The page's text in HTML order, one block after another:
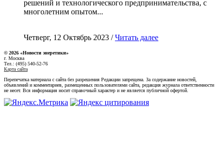
решений и технологического предпринимательства, с
многолетним опытом...
Четверг, 12 Октябрь 2023 /Читать далее
© 2026 «Новости энеретики»
г. Москва
Тел.: (495) 540-52-76
Карта сайта
Перепечатка материала с сайта без разрешения Редакции запрещена. За содержание новостей,
объявлений и комментариев, размещенных пользователями сайта, редакция журнала ответственности
не несет. Вся информация носит справочный характер и не является публичной офертой.